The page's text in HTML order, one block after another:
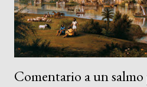
su significado y trataré de
Comentario a un